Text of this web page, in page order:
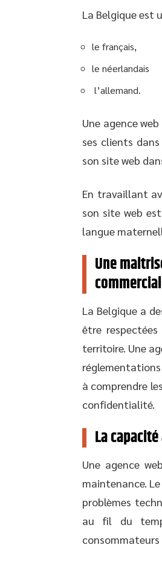
La Belgique est
le français,
le néerlandais
l’allemand.
Une agence
ses clients
son site web
En travaillant
son site web
langue
Une
La Belgique a
être
territoire. Une
à comprendre
confidentialité.
La
Une agence
maintenance.
problèmes
au fil du
consommateurs